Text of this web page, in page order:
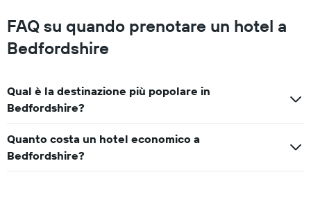
FAQ su quando prenotare un hotel a
Bedfordshire
Qual è la destinazione più popolare in
Bedfordshire?
Quanto costa un hotel economico a
Bedfordshire?